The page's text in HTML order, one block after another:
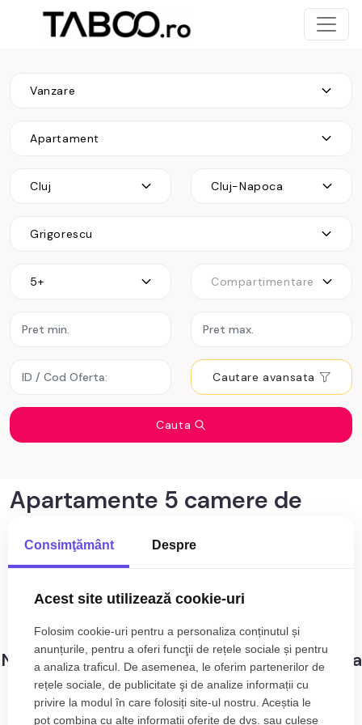
Vanzare
Apartament
Cluj Cluj-Napoca
Grigorescu
5+ Compartimentare
Cautare avansata
Cauta
Apartamente 5 camere de
Grigorescu
anunturi cu apartamente 5 camere de
Nu s-au gasit rezultate care sa corespunda
criteriilor dvs!
Consimţământ Despre
Acest site utilizează cookie-uri
Folosim cookie-uri pentru a personaliza conținutul și
anunțurile, pentru a oferi funcţii de rețele sociale și pentru
a analiza traficul. De asemenea, le oferim partenerilor de
rețele sociale, de publicitate şi de analize informații cu
privire la modul în care folosiți site-ul nostru. Aceștia le
pot combina cu alte informații oferite de dvs. sau culese